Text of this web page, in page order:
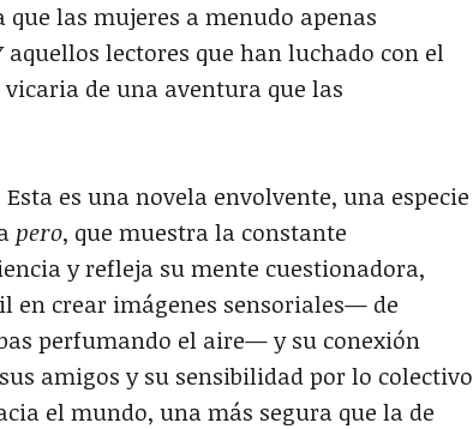
las mujeres a menudo apenas
lectores que han luchado con el
de una aventura que las
es una novela envolvente, una especie
pero, que muestra la constante
y refleja su mente cuestionadora,
en crear imágenes sensoriales— de
perfumando el aire— y su conexión
amigos y su sensibilidad por lo colectivo
el mundo, una más segura que la de